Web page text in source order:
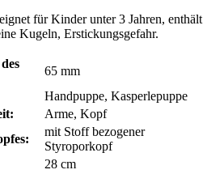
für Kinder unter 3 Jahren, enthält
Kugeln, Erstickungsgefahr.
65 mm
Handpuppe, Kasperlepuppe
Arme, Kopf
mit Stoff bezogener
Styroporkopf
28 cm